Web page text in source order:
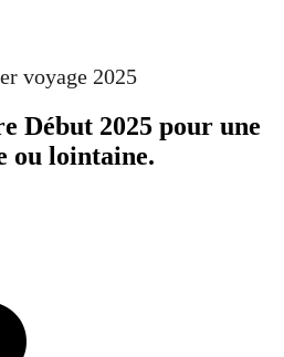
voyage 2025
Début 2025 pour une
ou lointaine.